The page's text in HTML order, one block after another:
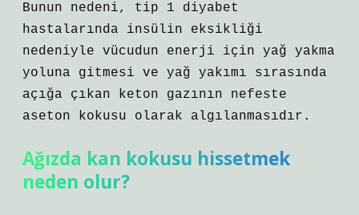
Bunun nedeni, tip 1 diyabet
hastalarında insülin eksikliği
nedeniyle vücudun enerji için yağ yakma
yoluna gitmesi ve yağ yakımı sırasında
açığa çıkan keton gazının nefeste
aseton kokusu olarak algılanmasıdır.
Ağızda kan kokusu hissetmek
neden olur?